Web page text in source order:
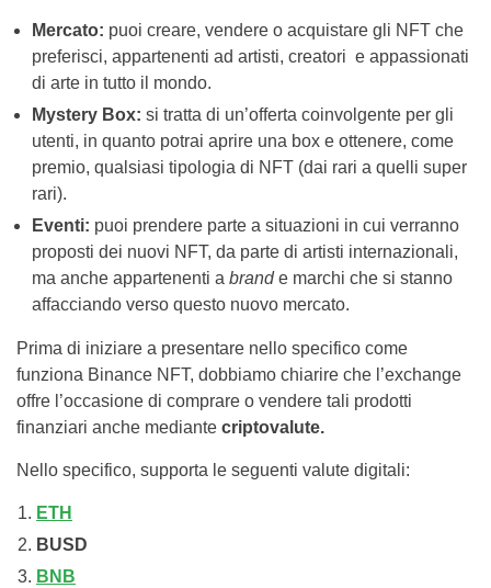
Mercato: puoi creare, vendere o acquistare gli NFT che
preferisci, appartenenti ad artisti, creatori e appassionati
di arte in tutto il mondo.
Mystery Box: si tratta di un’offerta coinvolgente per gli
utenti, in quanto potrai aprire una box e ottenere, come
premio, qualsiasi tipologia di NFT (dai rari a quelli super
rari).
Eventi: puoi prendere parte a situazioni in cui verranno
proposti dei nuovi NFT, da parte di artisti internazionali,
ma anche appartenenti a brande marchi che si stanno
affacciando verso questo nuovo mercato.
Prima di iniziare a presentare nello specifico come
funziona Binance NFT, dobbiamo chiarire che l’exchange
offre l’occasione di comprare o vendere tali prodotti
finanziari anche mediante criptovalute.
Nello specifico, supporta le seguenti valute digitali:
ETH
BUSD
BNB